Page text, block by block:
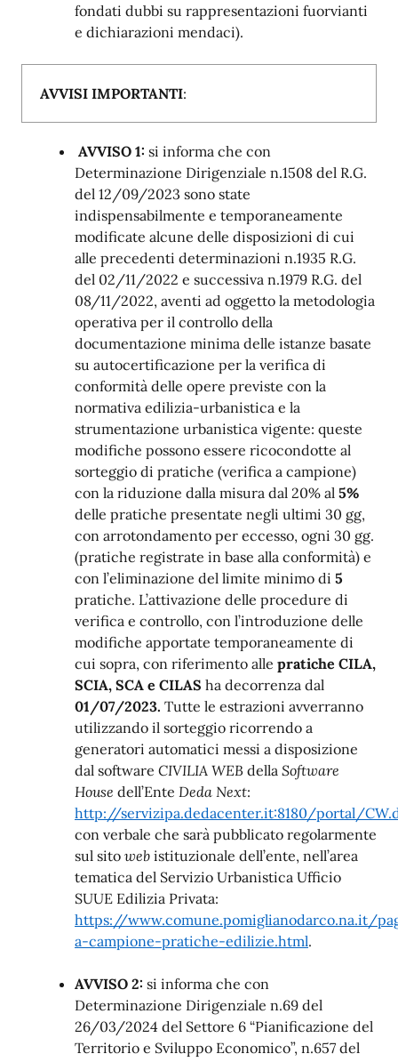
fondati dubbi su rappresentazioni fuorvianti
e dichiarazioni mendaci).
AVVISI IMPORTANTI:
AVVISO 1: si informa che con
Determinazione Dirigenziale n.1508 del R.G.
del 12/09/2023 sono state
indispensabilmente e temporaneamente
modificate alcune delle disposizioni di cui
alle precedenti determinazioni n.1935 R.G.
del 02/11/2022 e successiva n.1979 R.G. del
08/11/2022, aventi ad oggetto la metodologia
operativa per il controllo della
documentazione minima delle istanze basate
su autocertifcazione per la verifica di
conformità delle opere previste con la
normativa edilizia-urbanistica e la
strumentazione urbanistica vigente: queste
modifiche possono essere ricocondotte al
sorteggio di pratiche (verifica a campione)
con la riduzione dalla misura dal 20% al 5%
delle pratiche presentate negli ultimi 30 gg,
con arrotondamento per eccesso, ogni 30 gg.
(pratiche registrate in base alla conformità) e
con l’eliminazione del limite minimo di 5
pratiche. L’attivazione delle procedure di
verifica e controllo, con l’introduzione delle
modifiche apportate temporaneamente di
cui sopra, con riferimento alle pratiche CILA,
SCIA, SCA e CILAS ha decorrenza dal
01/07/2023. Tutte le estrazioni avverranno
utilizzando il sorteggio ricorrendo a
generatori automatici messi a disposizione
dal software CIVILIA WEB della Software
House dell’Ente Deda Next:
http://servizipa.dedacenter.it:8180/portal/
con verbale che sarà pubblicato regolarmente
sul sito web istituzionale dell’ente, nell’area
tematica del Servizio Urbanistica Ufficio
SUUE Edilizia Privata:
https://www.comune.pomiglianodarco.na.it/
a-campione-pratiche-edilizie.html.
AVVISO 2: si informa che con
Determinazione Dirigenziale n.69 del
26/03/2024 del Settore 6 “Pianificazione del
Territorio e Sviluppo Economico”, n.657 del